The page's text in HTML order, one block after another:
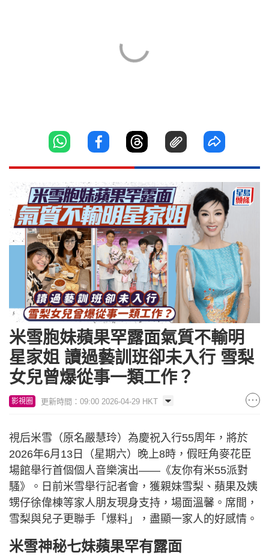
米雪胞妹蘋果罕露面氣質不輸明
星家姐 讀過藝訓班卻未入行 雪梨
女兒曾爆從事一類工作？
影視圈 更新時間：09:00 2026-04-29 HKT
視后米雪（原名嚴慧玲）為慶祝入行55周年，將於
2026年6月13日（星期六）晚上8時，假旺角麥花臣
場館舉行首個個人音樂演出——《友你有米55派對
騷》。日前米雪舉行記者會，獲親妹雪梨、蘋果及姨
甥仔徐偉棟等家人朋友現身支持，場面溫馨。席間，
雪梨與兒子更聯手「爆料」，盡顯一家人的好感情。
米雪神秘七妹蘋果罕有露面